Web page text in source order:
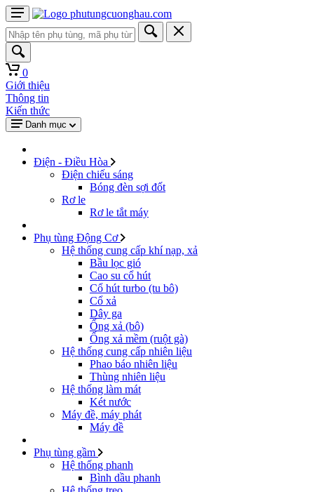
0
Giới thiệu
Thông tin
Kiến thức
Danh mục
Điện - Điều Hòa
Điện chiếu sáng
Bóng đèn sợi đốt
Rơ le
Rơ le tắt máy
Phụ tùng Động Cơ
Hệ thống cung cấp khí nạp, xả
Bầu lọc gió
Cao su cổ hút
Cổ hút turbo (tu bô)
Cổ xả
Dây ga
Ống xả (bô)
Ống xả mềm (ruột gà)
Hệ thống cung cấp nhiên liệu
Phao báo nhiên liệu
Thùng nhiên liệu
Hệ thống làm mát
Két nước
Máy đề, máy phát
Máy đề
Phụ tùng gầm
Hệ thống phanh
Bình dầu phanh